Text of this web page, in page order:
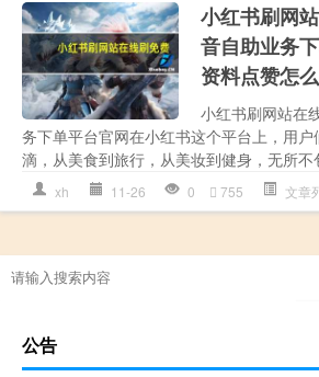
小红书刷网
音自助业务
资料点赞怎
小红书刷网站在
务下单平台官网在小红书这个平台上，用
滴，从美食到旅行，从美妆到健身，无所
xh 11-26 0 755 文章
公告